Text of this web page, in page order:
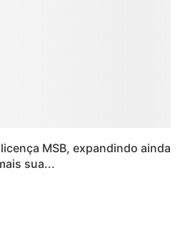
MSB, expandindo ainda
sua...